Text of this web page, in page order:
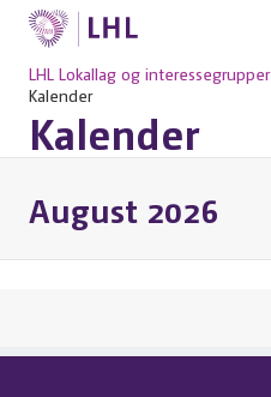
LHL Lokallag og interessegrupper
Kalender
Kalender
August 2026